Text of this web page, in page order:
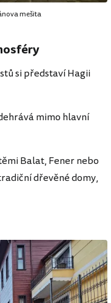
mešita
si představí Hagii
mimo hlavní
Balat, Fener nebo
dřevěné domy,